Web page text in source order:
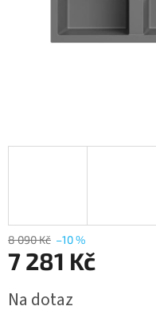
8 090 Kč –10 %
7 281 Kč
cena:
Na dotaz